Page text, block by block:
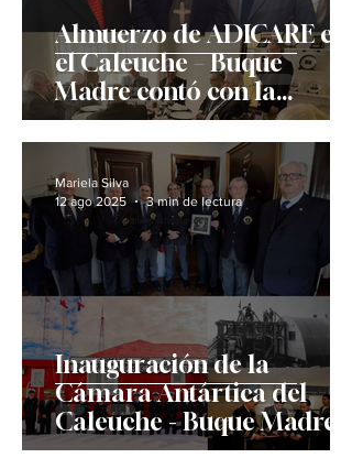
Almuerzo de ADICARE en
el Caleuche – Buque
Madre contó con la
presencia del Cardenal
Fernando Chomalí
Inauguración de la
Cámara Antártica del
Caleuche - Buque Madre
Mariela Silva
12 ago 2025
3 min de lectura